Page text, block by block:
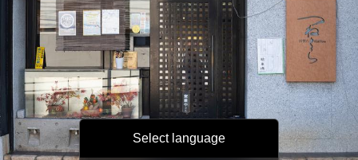
Select language